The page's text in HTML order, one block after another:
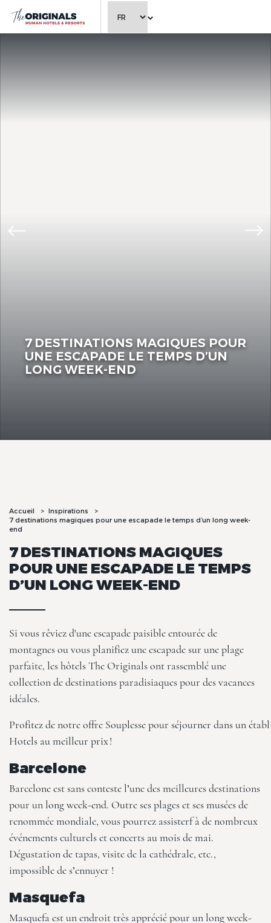
CHOISIR LA LANGUE
7 DESTINATIONS MAGIQUES POUR
UNE ESCAPADE LE TEMPS D’UN
LONG WEEK-END
Accueil
Inspirations
7 destinations magiques pour une escapade le temps d’un long week-
end
7 DESTINATIONS MAGIQUES
POUR UNE ESCAPADE LE TEMPS
D’UN LONG WEEK-END
Si vous rêviez d'une escapade paisible entourée de
montagnes ou vous planifiez une escapade sur une plage
parfaite, les hôtels The Originals ont rassemblé une
collection de destinations paradisiaques pour des vacances
idéales.
Profitez de notreoffre Souplessepour séjourner dans un
Hotels au meilleur prix !
Barcelone
Barcelone est sans conteste l’une des meilleures destinations
pour un long week-end. Outre ses plages et ses musées de
renommée mondiale, vous pourrez assisterf à de nombreux
événements culturels et concerts au mois de mai.
Dégustation de tapas, visite de la cathédrale, etc.,
impossible de s’ennuyer !
Masquefa
Masquefa est un endroit très apprécié pour un long week-